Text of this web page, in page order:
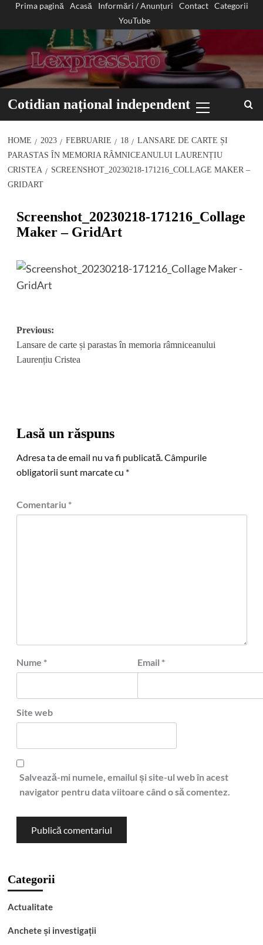
Prima pagină Acasă Informări / Anunțuri Contact
Categorii
YouTube
Cotidian național independent
Menu
HOME 2023 FEBRUARIE 18
LANSARE DE CARTE ȘI
PARASTAS ÎN MEMORIA RÂMNICEANULUI LAURENȚIU
CRISTEA
SCREENSHOT_20230218-171216_COLLAGE MAKER –
GRIDART
Screenshot_20230218-171216_Collage
Maker – GridArt
Post
navigation
Previous:
Lansare de carte și parastas în memoria râmniceanului
Laurențiu Cristea
Lasă un răspuns
Adresa ta de email nu va fi publicată.Câmpurile
obligatorii sunt marcate cu *
Comentariu *
Nume * Email *
Site web
Salvează-mi numele, emailul și site-ul web în acest
navigator pentru data viitoare când o să comentez.
Categorii
Actualitate
Anchete și investigații